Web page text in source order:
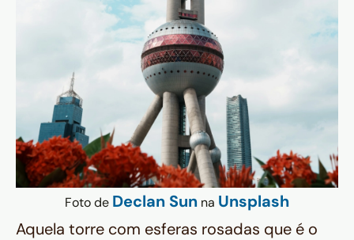
Foto de Declan Sun na Unsplash
Aquela torre com esferas rosadas que é o